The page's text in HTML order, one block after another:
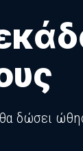
δώσει